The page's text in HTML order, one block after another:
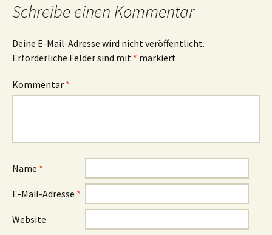
Schreibe einen Kommentar
Deine E-Mail-Adresse wird nicht veröffentlicht.
Erforderliche Felder sind mit * markiert
Kommentar *
Name *
E-Mail-Adresse *
Website